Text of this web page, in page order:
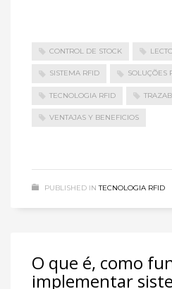
CONTROL DE STOCK
SISTEMA RFID SOLUÇÕES
TECNOLOGIA RFID
VENTAJAS Y BENEFICIOS
PUBLISHED IN TECNOLOGIA RFID
O que é, como
implementar